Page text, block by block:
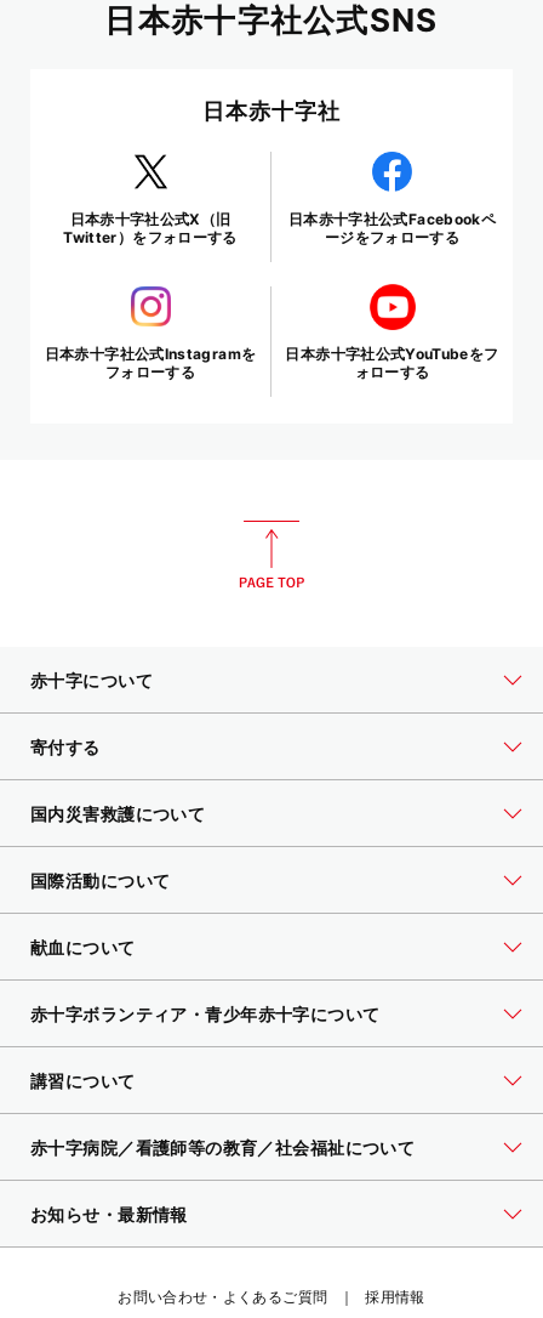
日本赤十字社公式SNS
日本赤十字社
日本赤十字社公式X（旧
Twitter）をフォローする
日本赤十字社公式Facebookペ
ージをフォローする
日本赤十字社公式Instagramを
フォローする
日本赤十字社公式YouTubeをフ
ォローする
赤十字について
寄付する
国内災害救護について
国際活動について
献血について
赤十字ボランティア・青少年赤十字について
講習について
赤十字病院／看護師等の教育／社会福祉について
お知らせ・最新情報
お問い合わせ・よくあるご質問
採用情報